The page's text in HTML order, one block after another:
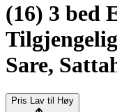
(16) 3 bed
Sare,
Pris Lav til Høy